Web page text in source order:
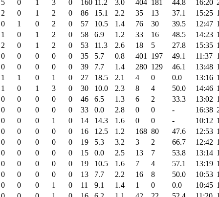
5
0 1 3 0 160 11.2 3.0 404 181 44.8 16:20
2
0 1 2 0 86 15.1 2.2 35 13 37.1 15:25
0
1 0 2 0 57 10.5 1.4 76 30 39.5 12:47
1
0 1 2 0 58 6.9 1.2 33 16 48.5 14:23
2
0 1 2 0 53 11.3 2.6 18 5 27.8 15:35
0
0 0 0 0 35 5.7 0.8 401 197 49.1 11:37
0
0 0 0 0 39 7.7 1.4 280 129 46.1 13:48
1
1 0 1 0 27 18.5 2.1 4 0 0.0 13:16
1
0 1 3 0 30 10.0 2.3 8 4 50.0 14:46
0
0 0 0 0 46 6.5 1.3 6 2 33.3 13:02
0
0 0 0 0 33 0.0 2.8 0 0 - 16:38
0
0 0 1 0 14 14.3 1.6 0 0 - 10:12
0
0 0 0 0 16 12.5 1.2 168 80 47.6 12:53
0
0 0 0 0 19 5.3 3.2 3 2 66.7 12:42
0
0 0 0 0 15 0.0 2.5 13 7 53.8 13:14
0
0 0 0 0 19 10.5 1.6 7 4 57.1 13:19
0
0 0 0 0 13 7.7 2.2 16 8 50.0 10:53
0
0 0 1 0 11 9.1 1.4 1 0 0.0 10:45